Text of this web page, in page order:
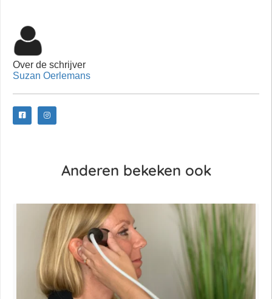
Over de schrijver
Suzan Oerlemans
Anderen bekeken ook